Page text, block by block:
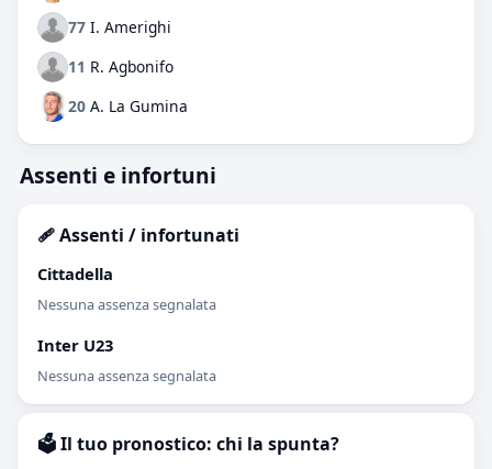
77 I. Amerighi
11 R. Agbonifo
20 A. La Gumina
Assenti e infortuni
🩹 Assenti / infortunati
Cittadella
Nessuna assenza segnalata
Inter U23
Nessuna assenza segnalata
🗳️ Il tuo pronostico: chi la spunta?